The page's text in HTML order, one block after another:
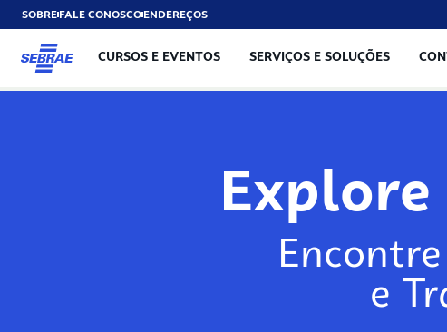
SOBREFALE CONOSCOENDEREÇOS
CURSOS E EVENTOS SERVIÇOS E SOLUÇÕES
Explore
e